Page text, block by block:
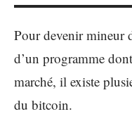
Pour devenir mineur
d’un programme
marché, il existe
du bitcoin.